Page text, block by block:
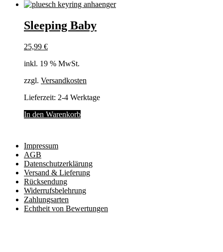
Sleeping Baby
25,99 €
inkl. 19 % MwSt.
zzgl. Versandkosten
Lieferzeit: 2-4 Werktage
In den Warenkorb
Impressum
AGB
Datenschutzerklärung
Versand & Lieferung
Rücksendung
Widerrufsbelehrung
Zahlungsarten
Echtheit von Bewertungen